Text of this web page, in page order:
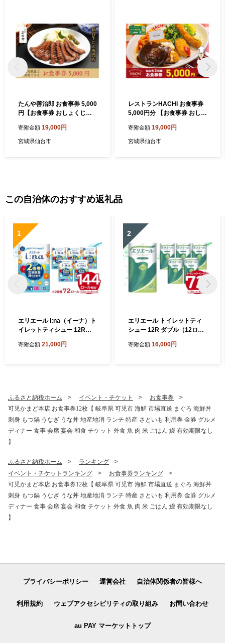
たんや善治郎 お食事券 5,000
円【お食事券 おしょくじけ
ルメ チケット 地元 人気 イベ
ント ディナー ランチ 外食 ギ
寄附金額 19,000円
宮城県仙台市
レストランHACHI お食事券
5,000円分 【お食事券 おしょ
ルメ チケット ハンバーグ ナ
ポリタン 地元 人気 イベント
寄附金額 19,000円
宮城県仙台市
この自治体のおすすめ返礼品
1
エリエール i:na（イーナ）ト
イレットティシュー 12Rシ
ル×6パック） 【 トイレット
阜県 可児市 】
寄附金額 21,000円
2
エリエール トイレットティ
シュー 12R ダブル（12ロー
ペーパー 香り付き 30m巻 日
寄附金額 16,000円
ふるさと納税ホーム イベント・チケット
お食事券
可児かまど本店 お食事券12枚【 岐阜県 可児市 海鮮 市場直送 まぐろ 海鮮丼
刺身 もつ鍋 うなぎ うな丼 地産地消 ランチ 特産 さといも 利用券 金券 グルメ
ディナー 食事 会席 宴会 和食 チケット 外食 魚 肉 米 ごはん 鰻 有効期限なし
】
ふるさと納税ホーム
ランキング
イベント・チケットランキング
お食事券ランキング
可児かまど本店 お食事券12枚【 岐阜県 可児市 海鮮 市場直送 まぐろ 海鮮丼
刺身 もつ鍋 うなぎ うな丼 地産地消 ランチ 特産 さといも 利用券 金券 グルメ
ディナー 食事 会席 宴会 和食 チケット 外食 魚 肉 米 ごはん 鰻 有効期限なし
】
プライバシーポリシー 運営会社 自治体関係者の皆様へ
利用規約 ウェブアクセシビリティの取り組み お問い合わせ
au PAY マーケットトップ